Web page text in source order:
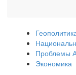
Проблемы
Экономика